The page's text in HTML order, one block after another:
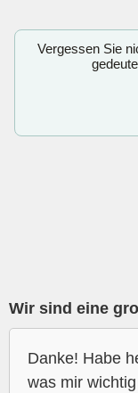
Vergessen Sie
Wir sind eine
Danke! Habe
was mir